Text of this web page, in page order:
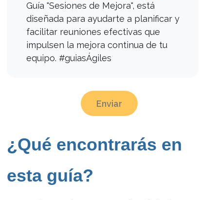
Guía "Sesiones de Mejora", está
diseñada para ayudarte a planificar y
facilitar reuniones efectivas que
impulsen la mejora continua de tu
equipo. #guiasÁgiles
Enviar
¿Qué encontrarás en
esta guía?